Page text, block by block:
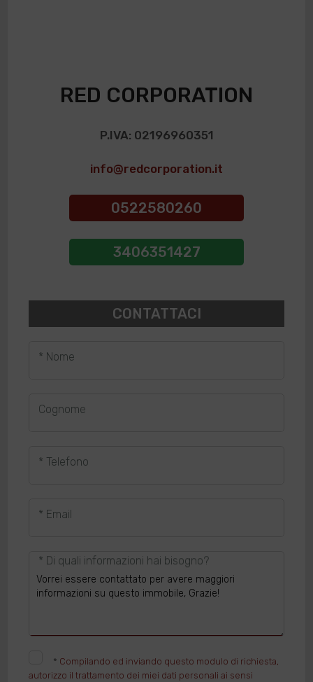
RED CORPORATION
P.IVA: 02196960351
info@redcorporation.it
0522580260
3406351427
CONTATTACI
* Nome
Cognome
* Telefono
* Email
* Di quali informazioni hai bisogno?
* Compilando ed inviando questo modulo di richiesta,
autorizzo il trattamento dei miei dati personali ai sensi